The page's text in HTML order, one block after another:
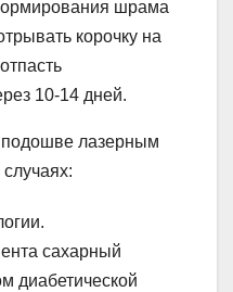
шрама
корочку на
10-14 дней.
лазерным
сахарный
диабетической